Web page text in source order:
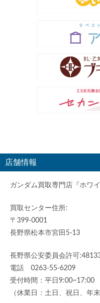
店舗情報
ガンダム買取専門店『ホワ
買取センター住所:
〒399-0001
長野県松本市宮田5-13
長野県公安委員会許可
電話 0263-55-6209
受付時間：平日9:00~17:00
（休業日：土日、祝日、年末